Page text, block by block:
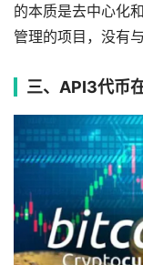
的本质是去中心化
管理的项目，没有
三、API3代币